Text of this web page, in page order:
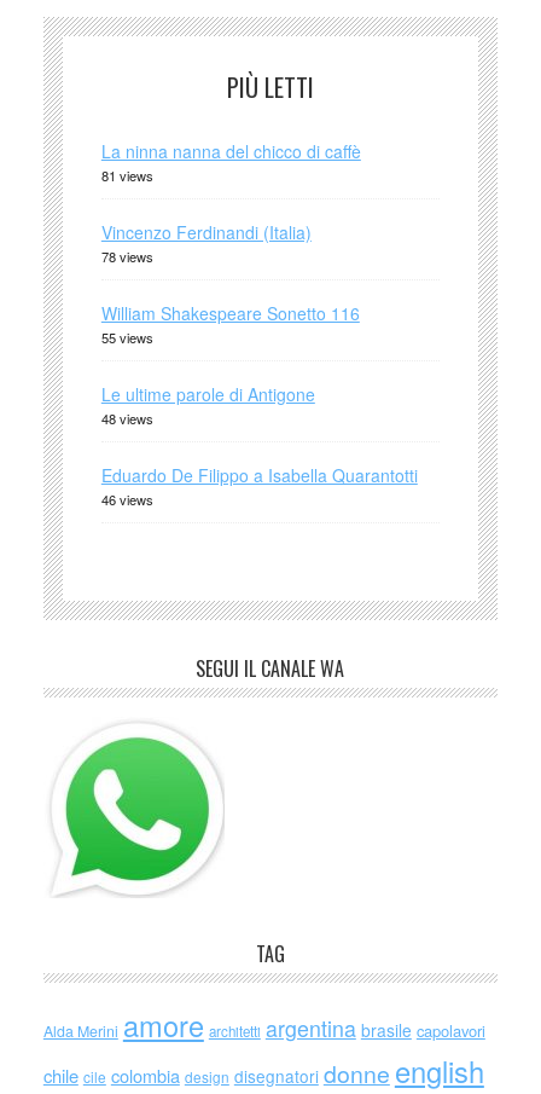
PIÙ LETTI
La ninna nanna del chicco di caffè
81 views
Vincenzo Ferdinandi (Italia)
78 views
William Shakespeare Sonetto 116
55 views
Le ultime parole di Antigone
48 views
Eduardo De Filippo a Isabella Quarantotti
46 views
SEGUI IL CANALE WA
TAG
Alda Merini amore architetti argentina brasile capolavori
chile cile colombia design disegnatori donne english